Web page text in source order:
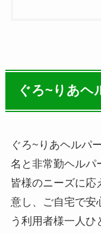
ぐろ~りあヘ
ぐろ~りあヘルパ
名と非常勤ヘルパ
皆様のニーズに応
意し、ご自宅で安
う利用者様一人